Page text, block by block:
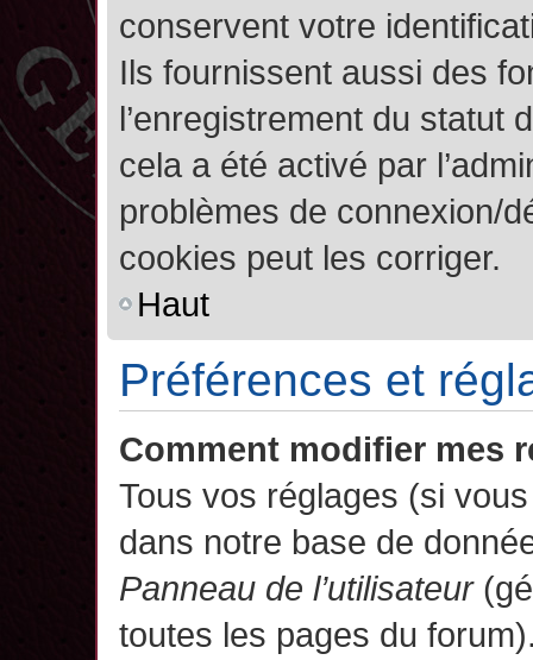
conservent votre
Ils fournissent aussi des
l’enregistrement du statut
cela a été activé par
problèmes de connexion/
cookies peut les corriger.
Haut
Préférences et
Comment modifier mes
Tous vos réglages (si
dans notre base de
Panneau de l’utilisateur
toutes les pages du